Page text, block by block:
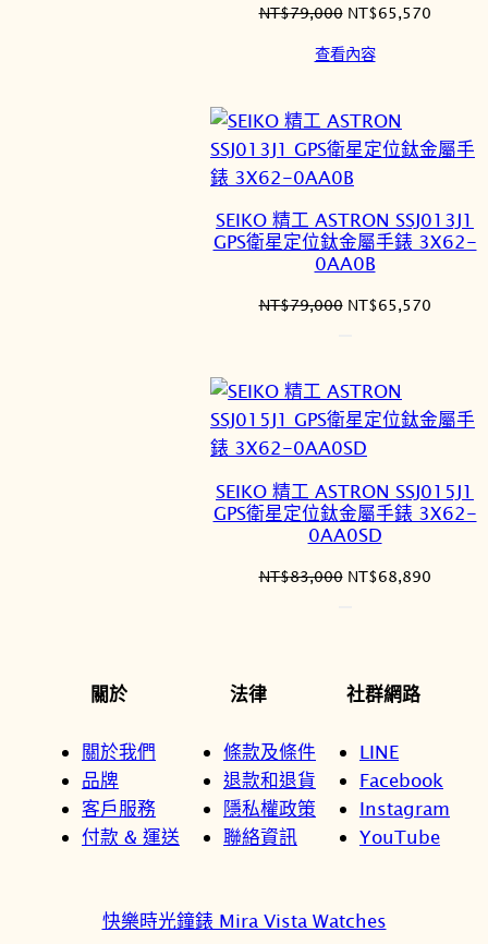
NT$79,000 原
價
NT$65,570目
查看內容
SEIKO 精工 ASTRON SSJ013J1
GPS衛星定位鈦金屬手錶 3X62-
0AA0B
NT$79,000 原
NT$79,000。
NT$65,570目
SEIKO 精工 ASTRON SSJ015J1
GPS衛星定位鈦金屬手錶 3X62-
0AA0SD
NT$83,000 原
NT$68,890目
關於
關於我們
品牌
客戶服務
付款 & 運送
法律
條款及條件
退款和退貨
隱私權政策
聯絡資訊
社群網路
LINE
Facebook
Instagram
YouTube
快樂時光鐘錶 Mira Vista Watches